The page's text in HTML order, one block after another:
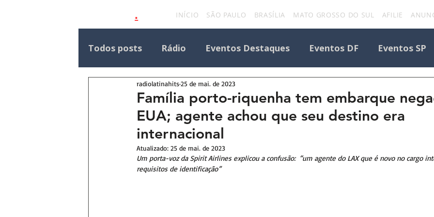
INÍCIO SÃO PAULO BRASÍLIA MATO GROSSO DO SUL AFILIE
.
Todos posts Rádio Eventos Destaques Eventos DF Eventos SP
Eventos Outras Regiões Todos os Eventos
Destaque Principal Site Eventos uniforcafm
Família porto-riquenha tem embarque
EUA; agente achou que seu destino era
internacional
radiolatinahits25 de mai. de 2023
Atualizado: 25 de mai. de 2023
Um porta-voz da Spirit Airlines explicou a confusão:  “um agente do LAX que é novo no cargo
requisitos de identificação”